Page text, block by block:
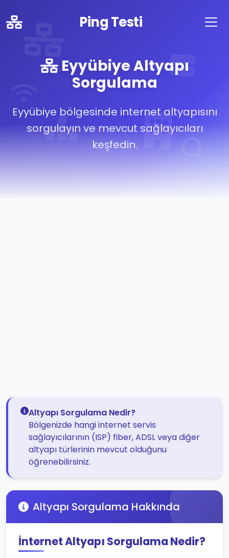
Ping Testi
Eyyübiye Altyapı
Sorgulama
Eyyübiye bölgesinde internet altyapısını
sorgulayın ve mevcut sağlayıcıları
keşfedin.
Altyapı Sorgulama Nedir?
Bölgenizde hangi internet servis
sağlayıcılarının (ISP) fiber, ADSL veya diğer
altyapı türlerinin mevcut olduğunu
öğrenebilirsiniz.
Altyapı Sorgulama Hakkında
İnternet Altyapı Sorgulama Nedir?